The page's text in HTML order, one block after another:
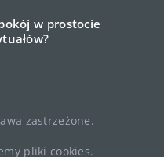
w prostocie
zastrzeżone.
pliki cookies.